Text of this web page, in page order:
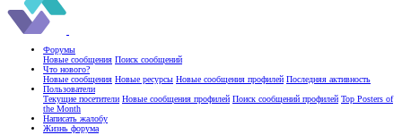
Форумы
Новые сообщения Поиск сообщений
Что нового?
Новые сообщения Новые ресурсы Новые сообщения профилей Последняя активность
Пользователи
Текущие посетители Новые сообщения профилей Поиск сообщений профилей Top Posters of
the Month
Написать жалобу
Жизнь форума